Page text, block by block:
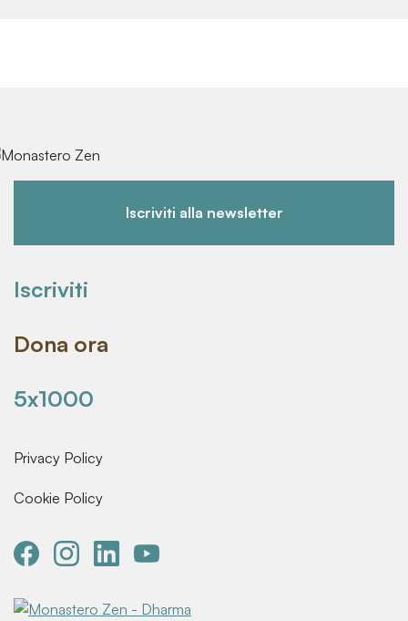
Iscriviti alla newsletter
Iscriviti
Dona ora
5x1000
Privacy Policy
Cookie Policy